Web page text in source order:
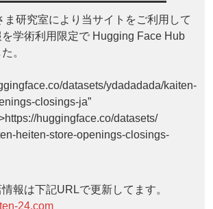
ま研究室により当サイトをご利用して
学術利用限定で Hugging Face Hub
。
datasets/ydadadada/kaiten-
closings-ja”
huggingface.co/datasets/
heiten-store-openings-closings-
報は下記URLで更新してます。
24.com